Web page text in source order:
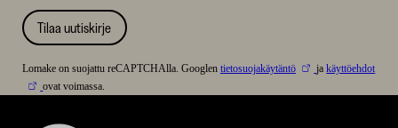
Tilaa uutiskirje
Lomake on suojattu reCAPTCHAlla. Googlen tietosuojakäytäntö jakäyttöehdot
ovat voimassa.